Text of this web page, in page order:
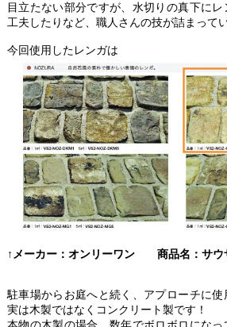
目立たない部分ですが、水切りの真下に
工夫したりなど、職人さんの技が詰まってい
今回使用したレンガは
↑メーカー：オンリーワン 商品名：サ
駐車場からお庭へと続く、アプローチに使
実は木製ではなくコンクリート製です！